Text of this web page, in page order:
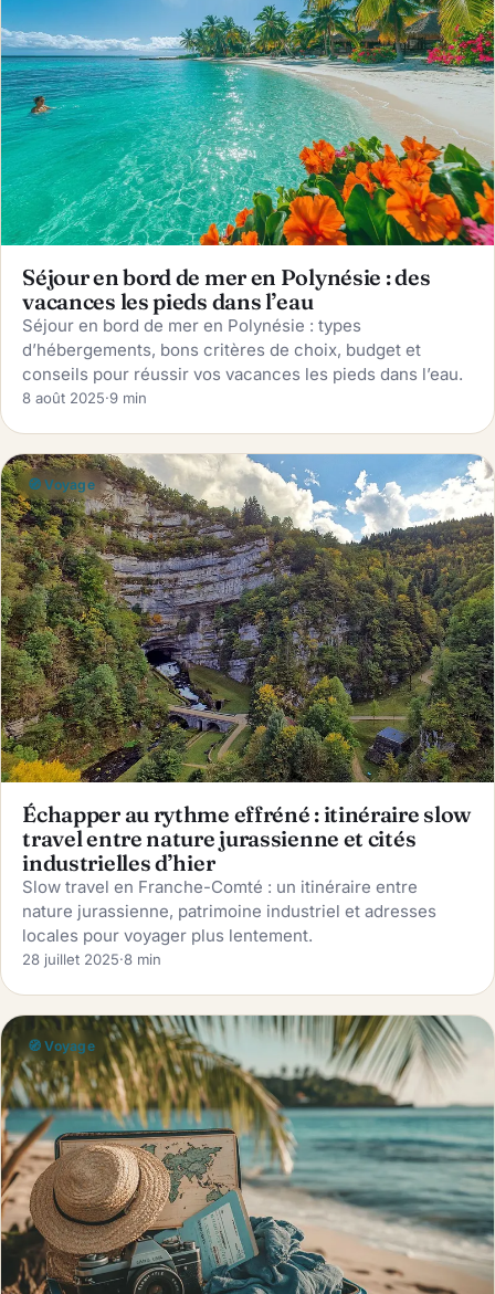
Séjour en bord de mer en Polynésie : des
vacances les pieds dans l’eau
Séjour en bord de mer en Polynésie : types
d’hébergements, bons critères de choix, budget et
conseils pour réussir vos vacances les pieds dans l’eau.
8 août 2025·9 min
🧭 Voyage
Échapper au rythme effréné : itinéraire slow
travel entre nature jurassienne et cités
industrielles d’hier
Slow travel en Franche-Comté : un itinéraire entre
nature jurassienne, patrimoine industriel et adresses
locales pour voyager plus lentement.
28 juillet 2025·8 min
🧭 Voyage